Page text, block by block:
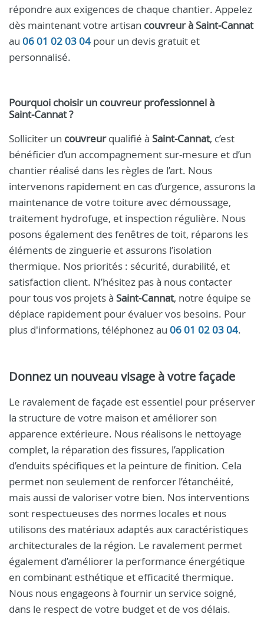
répondre aux exigences de chaque chantier. Appelez
dès maintenant votre artisan couvreur à Saint‑Cannat
au 06 01 02 03 04 pour un devis gratuit et
personnalisé.
Pourquoi choisir un couvreurprofessionnel à
Saint‑Cannat?
Solliciter un couvreurqualifié à Saint‑Cannat, c’est
bénéficier d’un accompagnement sur-mesure et d’un
chantier réalisé dans les règles de l’art. Nous
intervenons rapidement en cas d’urgence, assurons la
maintenance de votre toiture avec démoussage,
traitement hydrofuge, et inspection régulière. Nous
posons également des fenêtres de toit, réparons les
éléments de zinguerie et assurons l’isolation
thermique. Nos priorités : sécurité, durabilité, et
satisfaction client. N’hésitez pas à nous contacter
pour tous vos projets à Saint‑Cannat, notre équipe se
déplace rapidement pour évaluer vos besoins. Pour
plus d'informations, téléphonez au 06 01 02 03 04.
Donnez un nouveau visage à votre façade
Le ravalement de façade est essentiel pour préserver
la structure de votre maison et améliorer son
apparence extérieure. Nous réalisons le nettoyage
complet, la réparation des fissures, l’application
d’enduits spécifiques et la peinture de finition. Cela
permet non seulement de renforcer l’étanchéité,
mais aussi de valoriser votre bien. Nos interventions
sont respectueuses des normes locales et nous
utilisons des matériaux adaptés aux caractéristiques
architecturales de la région. Le ravalement permet
également d’améliorer la performance énergétique
en combinant esthétique et efficacité thermique.
Nous nous engageons à fournir un service soigné,
dans le respect de votre budget et de vos délais.